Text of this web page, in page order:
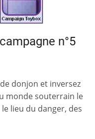
n°5
donjon et inversez
monde souterrain le
lieu du danger, des